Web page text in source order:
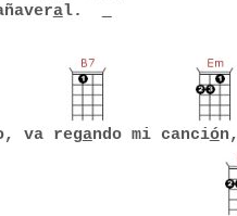
al.
va regando mi canción,